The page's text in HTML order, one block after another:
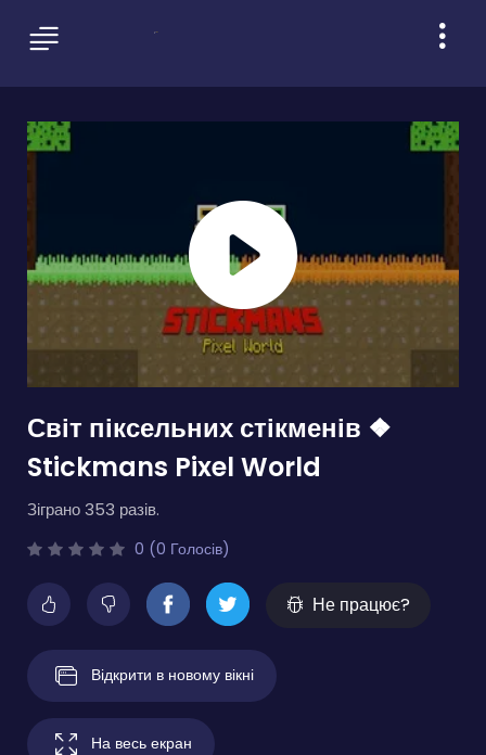
Світ піксельних стікменів ❖
Stickmans Pixel World
Зіграно 353 разів.
0 (0 Голосів)
Не працює?
Відкрити в новому вікні
На весь екран